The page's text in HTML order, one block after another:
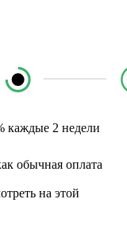
каждые 2 недели
обычная оплата
на этой